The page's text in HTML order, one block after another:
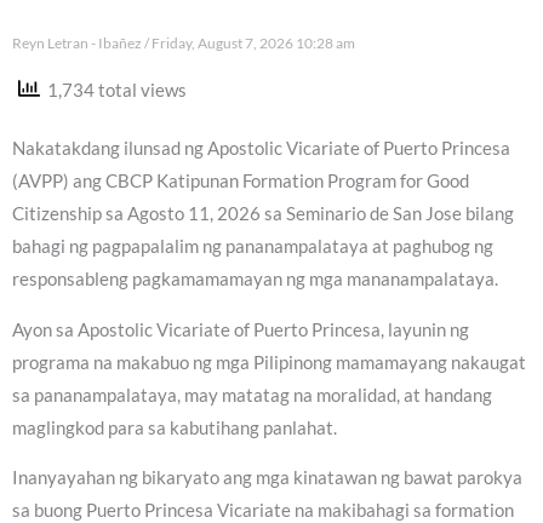
Reyn Letran - Ibañez Friday, August 7, 2026 10:28 am
1,734 total views
Nakatakdang ilunsad ng Apostolic Vicariate of Puerto Princesa
(AVPP) ang CBCP Katipunan Formation Program for Good
Citizenship sa Agosto 11, 2026 sa Seminario de San Jose bilang
bahagi ng pagpapalalim ng pananampalataya at paghubog ng
responsableng pagkamamamayan ng mga mananampalataya.
Ayon sa Apostolic Vicariate of Puerto Princesa, layunin ng
programa na makabuo ng mga Pilipinong mamamayang nakaugat
sa pananampalataya, may matatag na moralidad, at handang
maglingkod para sa kabutihang panlahat.
Inanyayahan ng bikaryato ang mga kinatawan ng bawat parokya
sa buong Puerto Princesa Vicariate na makibahagi sa formation